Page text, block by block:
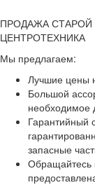
ПРОДАЖА СТАРОЙ
ЦЕНТРОТЕХНИКА
Мы предлагаем:
Лучшие цены
Большой
необходимое
Гарантийный
запасные
Обращайтесь